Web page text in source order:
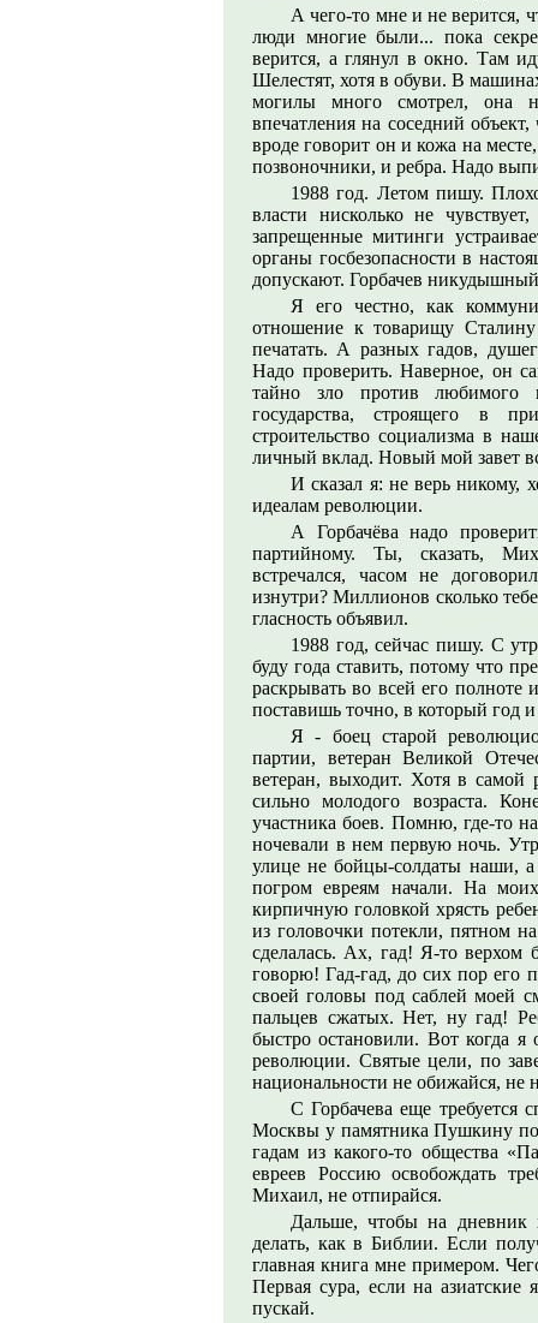
А чего-то мне и не верится,
люди многие были... пока
верится, а глянул в окно. Там
Шелестят, хотя в обуви. В
могилы много смотрел, она
впечатления на соседний
вроде говорит он и кожа на
позвоночники, и ребра. Надо
1988 год. Летом пишу.
власти нисколько не
запрещенные митинги
органы госбезопасности в
допускают. Горбачев
Я его честно, как
отношение к товарищу Сталину
печатать. А разных гадов,
Надо проверить. Наверное, он
тайно зло против любимого
государства, строящего в
строительство социализма в
личный вклад. Новый мой завет
И сказал я: не верь никому,
идеалам революции.
А Горбачёва надо
партийному. Ты, сказать,
встречался, часом не
изнутри? Миллионов сколько
гласность объявил.
1988 год, сейчас пишу. С
буду года ставить, потому что
раскрывать во всей его
поставишь точно, в который год
Я - боец старой
партии, ветеран Великой
ветеран, выходит. Хотя в
сильно молодого возраста.
участника боев. Помню, где-то
ночевали в нем первую ночь.
улице не бойцы-солдаты наши,
погром евреям начали. На
кирпичную головкой хрясть
из головочки потекли, пятном
сделалась. Ах, гад! Я-то
говорю! Гад-гад, до сих пор его
своей головы под саблей моей
пальцев сжатых. Нет, ну гад!
быстро остановили. Вот когда я
революции. Святые цели, по
национальности не обижайся, не
С Горбачева еще требуется
Москвы у памятника Пушкину
гадам из какого-то общества
евреев Россию освобождать
Михаил, не отпирайся.
Дальше, чтобы на дневник
делать, как в Библии. Если
главная книга мне примером.
Первая сура, если на азиатские
пускай.